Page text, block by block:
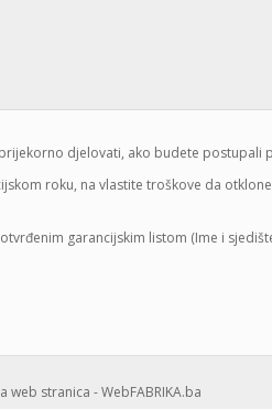
djelovati, ako budete postupali
roku, na vlastite troškove da
garancijskim listom (Ime i
web stranica - WebFABRIKA.ba